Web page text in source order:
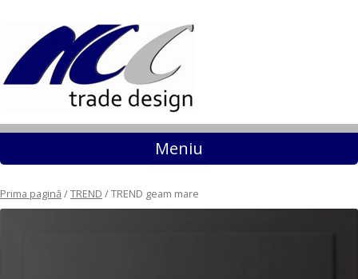
Meniu Sari la conținut
Prima pagină /TREND / TREND geam mare